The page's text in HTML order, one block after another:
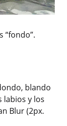
“fondo”.
blando
labios y los
Blur (2px.